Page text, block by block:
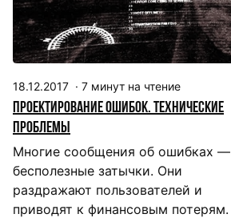
18.12.2017 · 7 минут на чтение
Проектирование ошибок. Технические
проблемы
Многие сообщения об ошибках —
бесполезные затычки. Они
раздражают пользователей и
приводят к финансовым потерям.